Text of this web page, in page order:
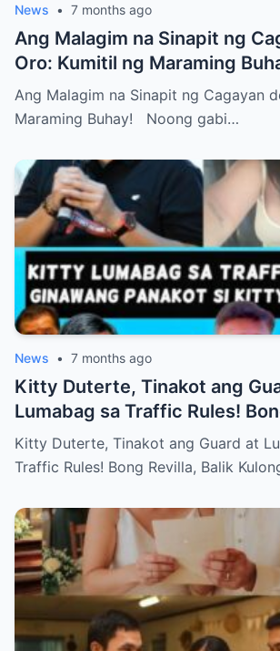
News • 7 months ago
Ang Malagim na Sinapit ng
Oro: Kumitil ng Maraming
Ang Malagim na Sinapit ng Cagayan
Maraming Buhay! Noong gabi…
News • 7 months ago
Kitty Duterte, Tinakot ang
Lumabag sa Traffic Rules!
Balik Kulong!
Kitty Duterte, Tinakot ang Guard at
Traffic Rules! Bong Revilla, Balik